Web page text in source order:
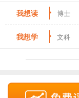
我想读 博士
我想学 文科